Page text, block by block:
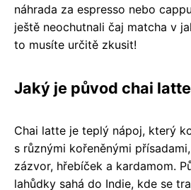
náhrada za espresso nebo
ještě neochutnali čaj matcha v
to musíte určitě zkusit!
Jaký je původ chai
Chai latte je teplý nápoj, který
s různými kořeněnými
zázvor, hřebíček a kardamom.
lahůdky sahá do Indie, kde se